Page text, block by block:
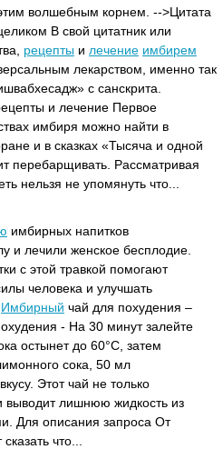
волшебным корнем. -->Цитата
В свой цитатник или
рецепты и лечение имбирем
лекарством, именно так
с санскрита.
и лечение Первое
имбиря можно найти в
и в сказках «Тысяча и одной
перебарщивать. Рассматривая
нельзя не упомянуть что...
имбирных напитков
и лечили женское бесплодие.
с этой травкой помогают
человека и улучшать
Имбирный чай для похудения –
- На 30 минут залейте
остынет до 60°C, затем
сока, 50 мл
Этот чай не только
выводит лишнюю жидкость из
Для описания запроса От
что...